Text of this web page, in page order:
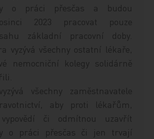
o práci přesčas a budou
2023 pracovat pouze
základní pracovní doby.
vyzývá všechny ostatní lékaře,
nemocniční kolegy solidárně
všechny zaměstnavatele
aby proti lékařům,
či odmítnou uzavřít
o práci přesčas či jen trvají